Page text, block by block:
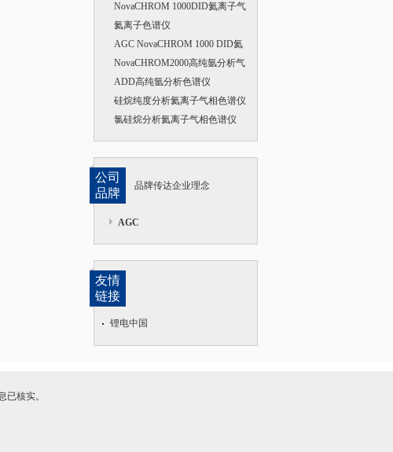
NovaCHROM 1000DID氦离子气
相色谱仪
氦离子色谱仪
AGC NovaCHROM 1000 DID氦
放电离子化气相色谱仪
NovaCHROM2000高纯氩分析气
相色谱仪
ADD高纯氩分析色谱仪
硅烷纯度分析氦离子气相色谱仪
氯硅烷分析氦离子气相色谱仪
公司
品牌
品牌传达企业理念
AGC
友情
链接
锂电中国
已核实。